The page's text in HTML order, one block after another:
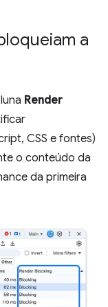
a
Render
CSS e fontes)
o conteúdo da
da primeira